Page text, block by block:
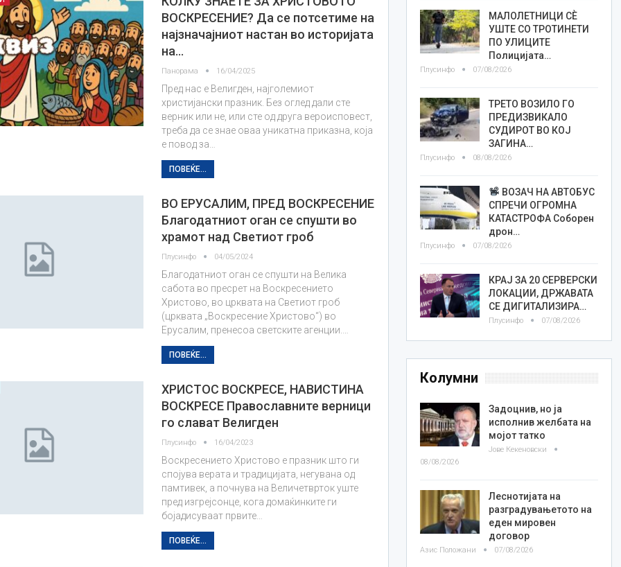
ВОСКРЕСЕНИЕ? Да се потсетиме на
најзначајниот настан во историјата
на…
Панорама 16/04/2025
Пред нас е Велигден, најголемиот
христијански празник. Без оглед дали сте
верник или не, или сте од друга вероисповест,
треба да се знае оваа уникатна приказна, која
е повод за…
ПОВЕЌЕ...
ВО ЕРУСАЛИМ, ПРЕД ВОСКРЕСЕНИЕ
Благодатниот оган се спушти во
храмот над Светиот гроб
Плусинфо 04/05/2024
Благодатниот оган се спушти на Велика
сабота во пресрет на Воскресението
Христово, во црквата на Светиот гроб
(црквата „Воскресение Христово“) во
Ерусалим, пренесоа светските агенции.…
ПОВЕЌЕ...
ХРИСТОС ВОСКРЕСЕ, НАВИСТИНА
ВОСКРЕСЕ Православните верници
го слават Велигден
Плусинфо 16/04/2023
Воскресението Христово е празник што ги
спојува верата и традицијата, негувана од
памтивек, а почнува на Величетврток уште
пред изгрејсонце, кога домаќинките ги
бојадисуваат првите…
ПОВЕЌЕ...
МАЛОЛЕТНИЦИ СÈ
УШТЕ СО ТРОТИНЕТИ
ПО УЛИЦИТЕ
Полицијата…
Плусинфо 07/08/2026
ТРЕТО ВОЗИЛО ГО
ПРЕДИЗВИКАЛО
СУДИРОТ ВО КОЈ
ЗАГИНА…
Плусинфо 08/08/2026
ВОЗАЧ НА АВТОБУС
СПРЕЧИ ОГРОМНА
КАТАСТРОФА Соборен
дрон…
Плусинфо 07/08/2026
КРАЈ ЗА 20 СЕРВЕРСКИ
ЛОКАЦИИ, ДРЖАВАТА
СЕ ДИГИТАЛИЗИРА…
Плусинфо 07/08/2026
Колумни
Задоцнив, но ја
исполнив желбата на
мојот татко
Јове Кекеновски
08/08/2026
Леснотијата на
разградувањетото на
еден мировен
договор
Азис Положани 07/08/2026